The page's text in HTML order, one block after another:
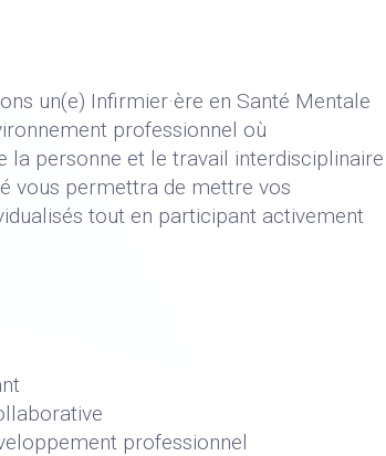
un(e) Infirmier·ère en Santé Mentale
professionnel où
la personne et le travail interdisciplinaire
vous permettra de mettre vos
tout en participant activement
professionnel